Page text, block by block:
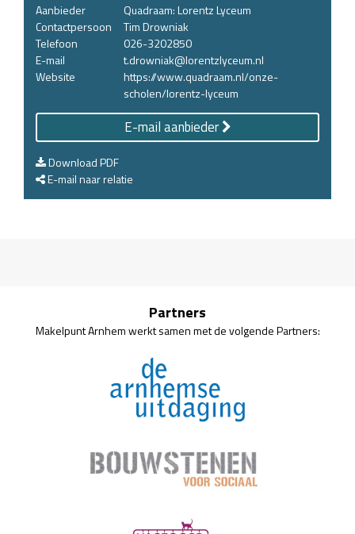
Aanbieder
Quadraam: Lorentz Lyceum
Contactpersoon
Tim Drowniak
Telefoon
026-3202850
E-mail
t.drowniak@lorentzlyceum.nl
Website
https://www.quadraam.nl/onze-
scholen/lorentz-lyceum
E-mail aanbieder
Download PDF
E-mail naar relatie
Partners
Makelpunt Arnhem werkt samen met de volgende Partners: